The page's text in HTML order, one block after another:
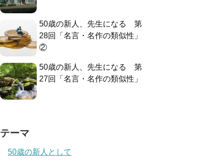
50歳の新人、先生になる 第
28回「名言・名作の類似性」
②
50歳の新人、先生になる 第
27回「名言・名作の類似性」
テーマ
50歳の新人として